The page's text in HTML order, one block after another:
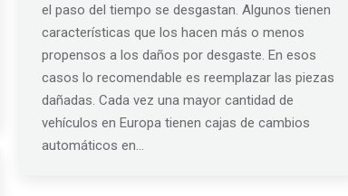
el paso del tiempo se desgastan. Algunos tienen
características que los hacen más o menos
propensos a los daños por desgaste. En esos
casos lo recomendable es reemplazar las piezas
dañadas. Cada vez una mayor cantidad de
vehículos en Europa tienen cajas de cambios
automáticos en…